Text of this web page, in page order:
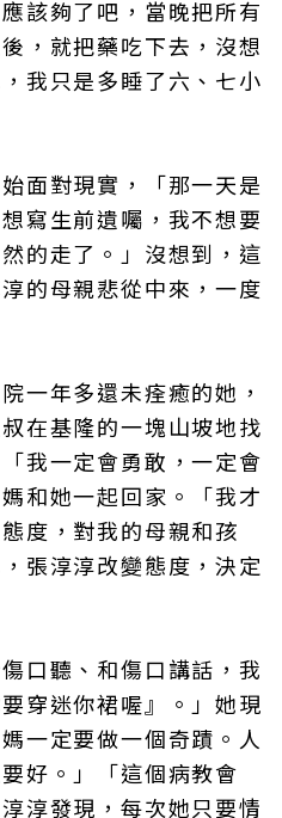
該夠了吧，當晚把所有
，就把藥吃下去，沒想
我只是多睡了六、七小
面對現實，「那一天是
寫生前遺囑，我不想要
的走了。」沒想到，這
的母親悲從中來，一度
一年多還未痊癒的她，
在基隆的一塊山坡地找
我一定會勇敢，一定會
和她一起回家。「我才
度，對我的母親和孩
張淳淳改變態度，決定
口聽、和傷口講話，我
穿迷你裙喔』。」她現
一定要做一個奇蹟。人
好。」「這個病教會
淳發現，每次她只要情